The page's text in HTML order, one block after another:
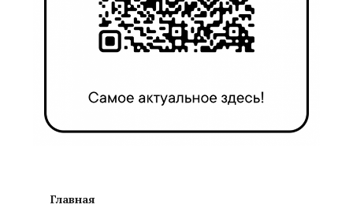
Главная